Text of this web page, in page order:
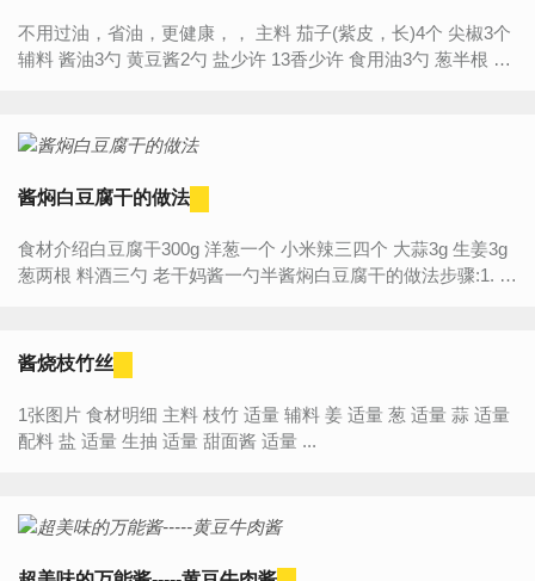
不用过油，省油，更健康，， 主料 茄子(紫皮，长)4个 尖椒3个
辅料 酱油3勺 黄豆酱2勺 盐少许 13香少许 食用油3勺 葱半根 姜
酱焖白豆腐干的做法
食材介绍白豆腐干300g 洋葱一个 小米辣三四个 大蒜3g 生姜3g
葱两根 料酒三勺 老干妈酱一勺半酱焖白豆腐干的做法步骤:1. 这
酱烧枝竹丝
1张图片 食材明细 主料 枝竹 适量 辅料 姜 适量 葱 适量 蒜 适量
配料 盐 适量 生抽 适量 甜面酱 适量 ...